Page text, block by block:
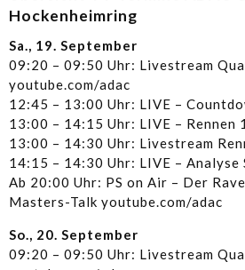
Hockenheimring
Sa., 19. September
09:20 – 09:50 Uhr: Livestream
youtube.com/adac
12:45 – 13:00 Uhr: LIVE –
13:00 – 14:15 Uhr: LIVE – Rennen
13:00 – 14:30 Uhr: Livestream
14:15 – 14:30 Uhr: LIVE – Analyse
Ab 20:00 Uhr: PS on Air – Der
Masters-Talk youtube.com/adac
So., 20. September
09:20 – 09:50 Uhr: Livestream